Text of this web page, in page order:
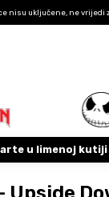
nisu uključene, ne vrijedi
u limenoj kutiji